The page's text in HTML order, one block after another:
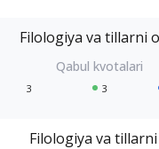
Filologiya va tillarni
3 3
Filologiya va